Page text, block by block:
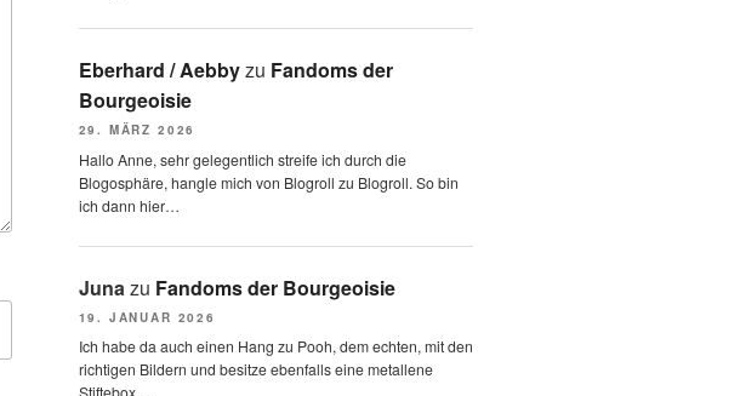
Eberhard / Aebbyzu Fandoms der
Bourgeoisie
29. MÄRZ 2026
Hallo Anne, sehr gelegentlich streife ich durch die
Blogosphäre, hangle mich von Blogroll zu Blogroll. So bin
ich dann hier…
Junazu Fandoms der Bourgeoisie
19. JANUAR 2026
Ich habe da auch einen Hang zu Pooh, dem echten, mit den
richtigen Bildern und besitze ebenfalls eine metallene